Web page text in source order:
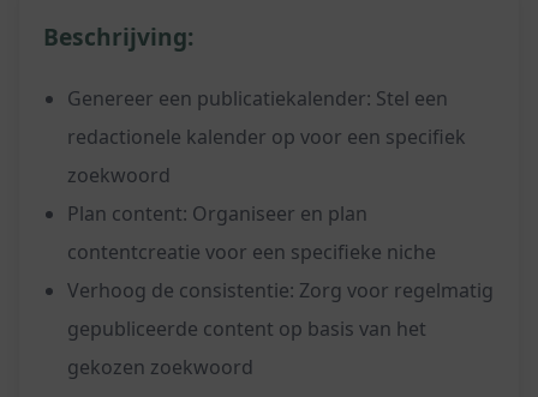
Beschrijving:
Genereer een publicatiekalender: Stel een
redactionele kalender op voor een specifiek
zoekwoord
Plan content: Organiseer en plan
contentcreatie voor een specifieke niche
Verhoog de consistentie: Zorg voor regelmatig
gepubliceerde content op basis van het
gekozen zoekwoord